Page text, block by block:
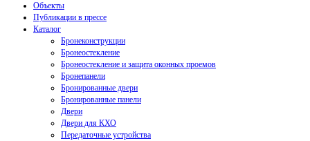
Объекты
Публикации в прессе
Каталог
Бронеконструкции
Бронеостекление
Бронеостекление и защита оконных проемов
Бронепанели
Бронированные двери
Бронированные панели
Двери
Двери для КХО
Передаточные устройства